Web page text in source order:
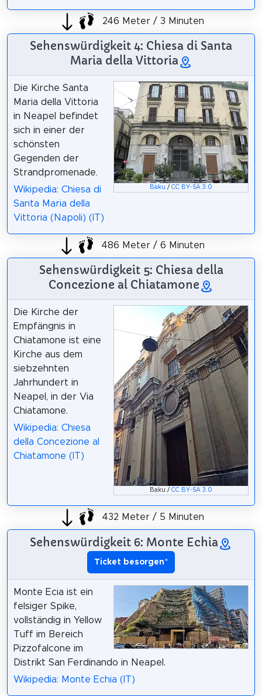
246 Meter / 3 Minuten
Sehenswürdigkeit 4: Chiesa di Santa
Maria della Vittoria
Baku /CC BY-SA 3.0
Die Kirche Santa
Maria della Vittoria
in Neapel befindet
sich in einer der
schönsten
Gegenden der
Strandpromenade.
Wikipedia: Chiesa di
Santa Maria della
Vittoria (Napoli) (IT)
486 Meter / 6 Minuten
Sehenswürdigkeit 5: Chiesa della
Concezione al Chiatamone
Baku /CC BY-SA 3.0
Die Kirche der
Empfängnis in
Chiatamone ist eine
Kirche aus dem
siebzehnten
Jahrhundert in
Neapel, in der Via
Chiatamone.
Wikipedia: Chiesa
della Concezione al
Chiatamone (IT)
432 Meter / 5 Minuten
Sehenswürdigkeit 6: Monte Echia
Ticket besorgen*
Monte Ecia ist ein
felsiger Spike,
vollständig in Yellow
Tuff im Bereich
Pizzofalcone im
Distrikt San Ferdinando in Neapel.
Wikipedia: Monte Echia (IT)